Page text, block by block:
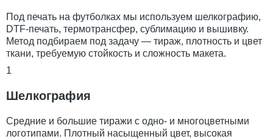
Под печать на футболках мы используем шелкографию,
DTF-печать, термотрансфер, сублимацию и вышивку.
Метод подбираем под задачу — тираж, плотность и цвет
ткани, требуемую стойкость и сложность макета.
1
Шелкография
Средние и большие тиражи с одно- и многоцветными
логотипами. Плотный насыщенный цвет, высокая